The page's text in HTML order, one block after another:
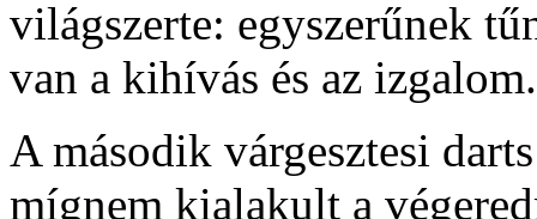
világszerte: egyszerűnek
van a kihívás és az izgalom.
A második várgesztesi
mígnem kialakult a